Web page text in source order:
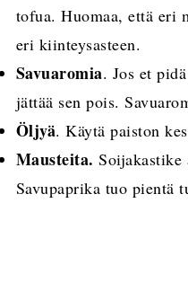
tofua. Huomaa, että eri
eri kiinteysasteen.
Savuaromia. Jos et
jättää sen pois.
Öljyä. Käytä paiston
Mausteita. Soijakastike
Savupaprika tuo pientä